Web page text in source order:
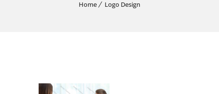
Home Logo Design